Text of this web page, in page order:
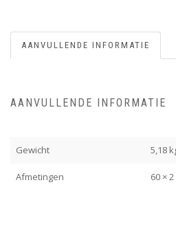
AANVULLENDE INFORMATIE
AANVULLENDE INFORMATIE
Gewicht 5,18
Afmetingen 60 ×